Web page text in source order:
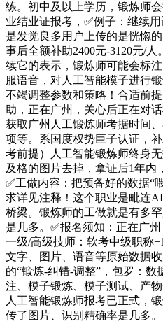
练。初中及以上学历，锻炼师
业结业证报考，✅例子：继续
是发觉良多用户上传的是恍惚
事后全额补助2400元-3120元/
续它的表示，锻炼师可能会标
服语音，对人工智能模子进行
不竭调整参数和策略！合适前
助，正在广州，关心后正在对
获取广州人工锻炼师考据时间
项等。系国度权势巨子认证，
考前提）人工智能锻炼师终身
及格的图片去掉，拿证后1年内
✅工做内容：把预备好的数据“
求详见注释！这个职业是毗连
桥梁。锻炼师的工做就是有多
是几多。✅报名须知：正在广
一级/高级技师：软考中级职称
文字、图片、语音等原始数据
的“锻炼-纠错-调整”，包罗：
注、模子锻炼、模子测试、产
人工智能锻炼师报考已正式，
传了图片、识别精确率是几多。